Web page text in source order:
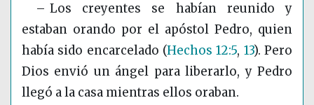
– Los creyentes se habían reunido y
estaban orando por el apóstol Pedro, quien
había sido encarcelado (Hechos 12:5, 13). Pero
Dios envió un ángel para liberarlo, y Pedro
llegó a la casa mientras ellos oraban.